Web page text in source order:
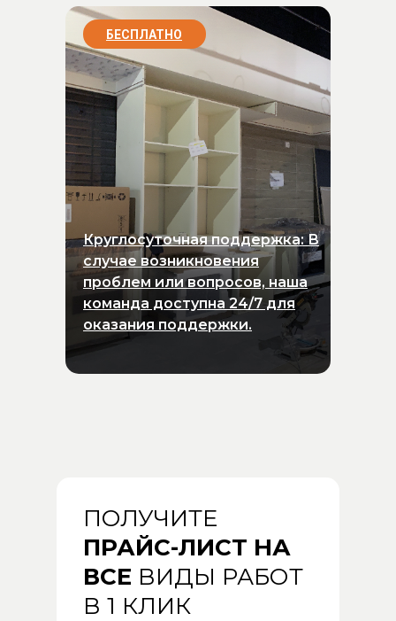
Круглосуточная поддержка: В
случае возникновения
проблем или вопросов, наша
команда доступна 24/7 для
оказания поддержки.
БЕСПЛАТНО
ПОЛУЧИТЕ
ПРАЙС-ЛИСТ НА
ВСЕ ВИДЫ РАБОТ
В 1 КЛИК